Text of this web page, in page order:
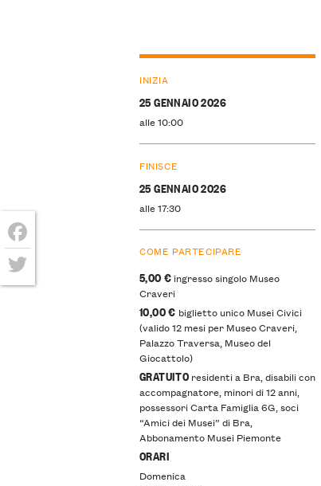
INIZIA
25 GENNAIO 2026
alle 10:00
FINISCE
25 GENNAIO 2026
alle 17:30
COME PARTECIPARE
5,00 € ingresso singolo Museo
Craveri
10,00 € biglietto unico Musei Civici
(valido 12 mesi per Museo Craveri,
Palazzo Traversa, Museo del
Giocattolo)
GRATUITO residenti a Bra, disabili con
accompagnatore, minori di 12 anni,
possessori Carta Famiglia 6G, soci
“Amici dei Musei” di Bra,
Abbonamento Musei Piemonte
ORARI
Domenica
Facebook
Twitter